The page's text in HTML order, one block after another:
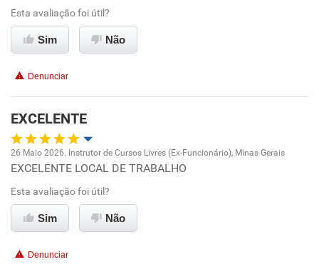
Ambiente de trabalho
Benefícios
Recomenda esta empresa
Recomenda a diretoria
Esta avaliação foi útil?
Sim Não
Denunciar
EXCELENTE
Oportunidade de promoção
Ambiente de trabalho
26 Maio 2026. Instrutor de Cursos Livres (Ex-Funcionário), Minas Gerais
EXCELENTE LOCAL DE TRABALHO
Esta avaliação foi útil?
Sim Não
Denunciar